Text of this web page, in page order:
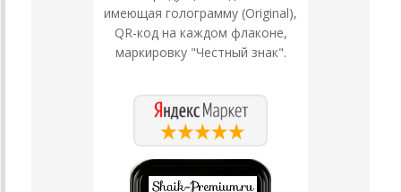
имеющая голограмму (Original),
QR-код на каждом флаконе,
маркировку "Честный знак".